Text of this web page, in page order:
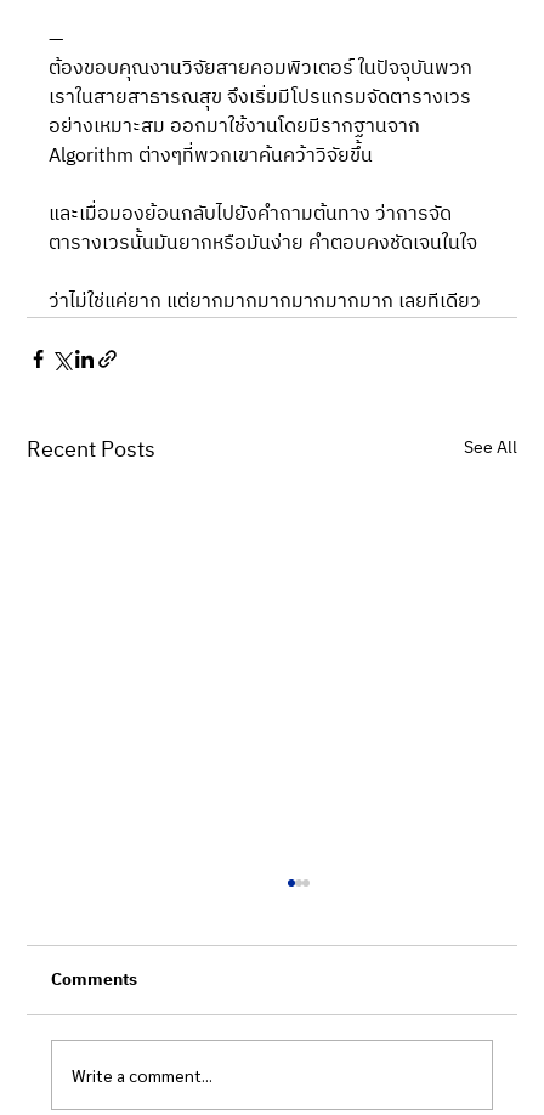
—
ต้องขอบคุณงานวิจัยสายคอมพิวเตอร์ ในปัจจุบันพวก
เราในสายสาธารณสุข จึงเริ่มมีโปรแกรมจัดตารางเวร
อย่างเหมาะสม ออกมาใช้งานโดยมีรากฐานจาก
Algorithm ต่างๆที่พวกเขาค้นคว้าวิจัยขึ้น
และเมื่อมองย้อนกลับไปยังคำถามต้นทาง ว่าการจัด
ตารางเวรนั้นมันยากหรือมันง่าย คำตอบคงชัดเจนในใจ
ว่าไม่ใช่แค่ยาก แต่ยากมากมากมากมากมาก เลยทีเดียว
Recent Posts See All
Comments
Write a comment...